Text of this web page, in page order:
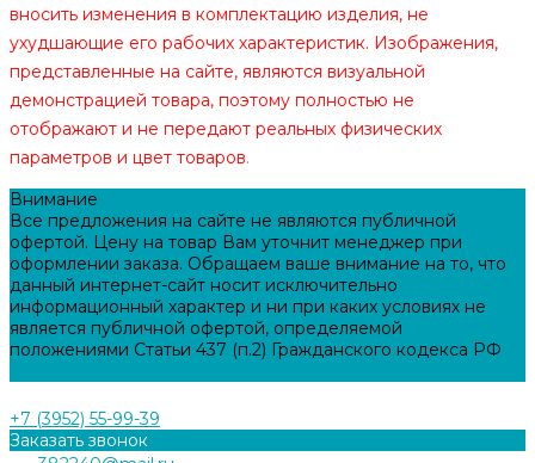
вносить изменения в комплектацию изделия, не
ухудшающие его рабочих характеристик. Изображения,
представленные на сайте, являются визуальной
демонстрацией товара, поэтому полностью не
отображают и не передают реальных физических
параметров и цвет товаров.
Внимание
Все предложения на сайте не являются публичной
офертой. Цену на товар Вам уточнит менеджер при
оформлении заказа. Обращаем ваше внимание на то, что
данный интернет-сайт носит исключительно
информационный характер и ни при каких условиях не
является публичной офертой, определяемой
положениями Статьи 437 (п.2) Гражданского кодекса РФ
+7 (3952) 55-99-39
Заказать звонок